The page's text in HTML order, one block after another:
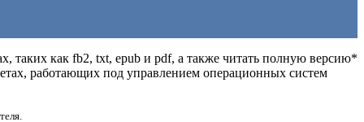
таких как fb2, txt, epub и pdf, а также читать полную версию*
работающих под управлением операционных систем